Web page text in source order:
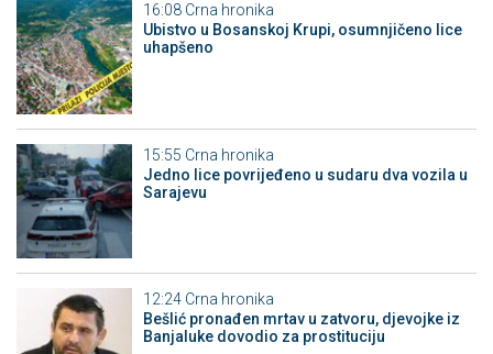
16:08 Crna hronika
Ubistvo u Bosanskoj Krupi, osumnjičeno lice
uhapšeno
15:55 Crna hronika
Јedno lice povrijeđeno u sudaru dva vozila u
Sarajevu
12:24 Crna hronika
Bešlić pronađen mrtav u zatvoru, djevojke iz
Banjaluke dovodio za prostituciju